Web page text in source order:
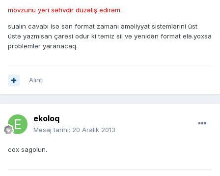
mövzunu yeri səhvdir düzəliş edirəm.
sualın cavabı isə sən format zamanı əməliyyat sistemlərini üst
üstə yazmısan çarəsi odur ki təmiz sil və yenidən format elə.yoxsa
problemlər yaranacaq.
Alıntı
ekoloq
Mesaj tarihi: 20 Aralık 2013
cox sagolun.